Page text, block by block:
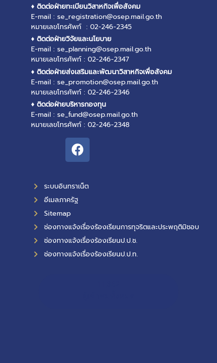
♦ ติดต่อฝ่ายทะเบียนวิสาหกิจเพื่อสังคม
E-mail : se_registration@osep.mail.go.th
หมายเลขโทรศัพท์ : 02-246-2345
♦ ติดต่อฝ่ายวิจัยและนโยบาย
E-mail : se_planning@osep.mail.go.th
หมายเลขโทรศัพท์ : 02-246-2347
♦ ติดต่อฝ่ายส่งเสริมและพัฒนาวิสาหกิจเพื่อสังคม
E-mail : se_promotion@osep.mail.go.th
หมายเลขโทรศัพท์ : 02-246-2346
♦ ติดต่อฝ่ายบริหารกองทุน
E-mail : se_fund@osep.mail.go.th
หมายเลขโทรศัพท์ : 02-246-2348
ระบบอินทราเน็ต
อีเมลภาครัฐ
Sitemap
ช่องทางแจ้งเรื่องร้องเรียนการทุจริตและประพฤติมิชอบ
ช่องทางแจ้งเรื่องร้องเรียนป.ป.ช.
ช่องทางแจ้งเรื่องร้องเรียนป.ป.ท.